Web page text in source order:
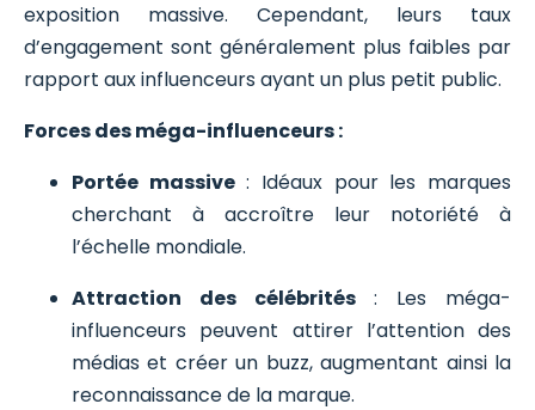
exposition massive. Cependant, leurs taux
d’engagement sont généralement plus faibles par
rapport aux influenceurs ayant un plus petit public.
Forces des méga-influenceurs :
Portée massive: Idéaux pour les marques
cherchant à accroître leur notoriété à
l’échelle mondiale.
Attraction des célébrités: Les méga-
influenceurs peuvent attirer l’attention des
médias et créer un buzz, augmentant ainsi la
reconnaissance de la marque.